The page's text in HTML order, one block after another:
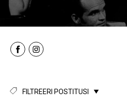
FILTREERI POSTITUSI